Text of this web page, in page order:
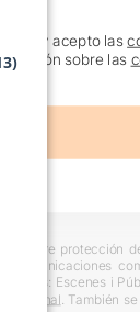
leído y acepto las
sobre las
sobre protección
comunicaciones
Escenes i
adicional . También